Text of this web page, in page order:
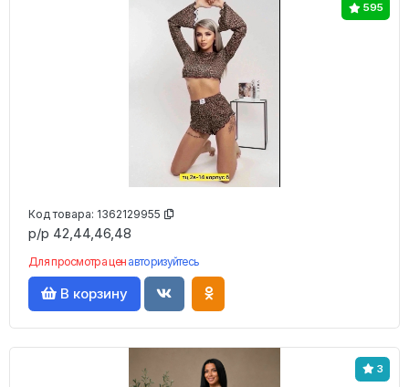
595
Код товара: 1362129955
р/р 42,44,46,48
Для просмотра цен авторизуйтесь
В корзину
3